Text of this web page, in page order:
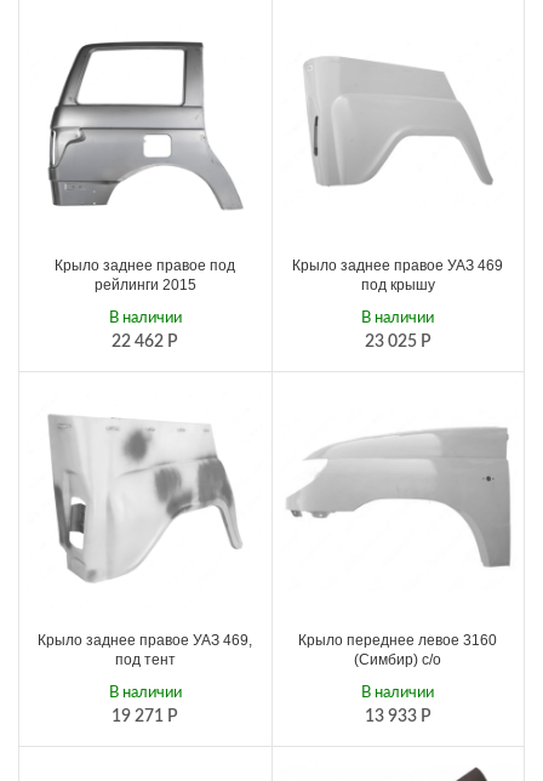
Крыло заднее правое под
рейлинги 2015
22 462 Р
В наличии
Крыло заднее правое УАЗ 469
под крышу
23 025 Р
В наличии
Крыло заднее правое УАЗ 469,
под тент
19 271 Р
В наличии
Крыло переднее левое 3160
(Симбир) с/о
13 933 Р
В наличии